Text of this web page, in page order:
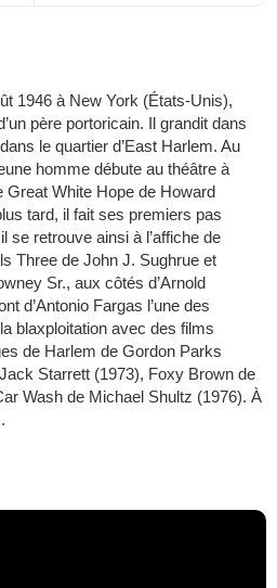
1946 à New York (États-Unis),
père portoricain. Il grandit dans
le quartier d’East Harlem. Au
homme débute au théâtre à
Great White Hope de Howard
tard, il fait ses premiers pas
se retrouve ainsi à l’affiche de
Three de John J. Sughrue et
Sr., aux côtés d’Arnold
d’Antonio Fargas l’une des
blaxploitation avec des films
de Harlem de Gordon Parks
Starrett (1973), Foxy Brown de
Wash de Michael Shultz (1976). À